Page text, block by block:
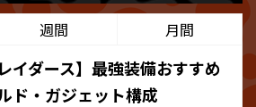
週間 月間
レイダース】最強装備おすすめ
ド・ガジェット構成